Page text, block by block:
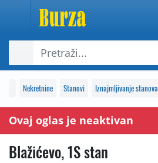
Nekretnine Stanovi Iznajmljivanje stanova
Ovaj oglas je neaktivan
Blažićevo, 1S stan